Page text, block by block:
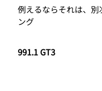
例えるならそれは、別
ング
991.1 GT3